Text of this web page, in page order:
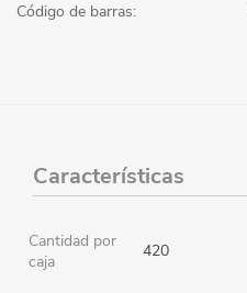
Código de barras:
Características
Cantidad por
caja
420